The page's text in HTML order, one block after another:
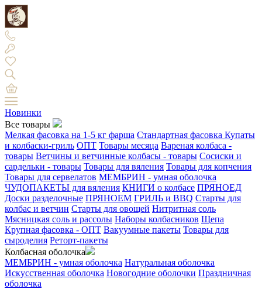
Новинки
Все товары
Мелкая фасовка на 1-5 кг фарша Стандартная фасовка Купаты
и колбаски-гриль ОПТ Товары месяца Вареная колбаса -
товары Ветчины и ветчинные колбасы - товары Сосиски и
сардельки - товары Товары для вяления Товары для копчения
Товары для сервелатов МЕМБРИН - умная оболочка
ЧУДОПАКЕТЫ для вяления КНИГИ о колбасе ПРЯНОЕД
Доски разделочные ПРЯНОЕМ ГРИЛЬ и BBQ Старты для
колбас и ветчин Старты для овощей Нитритная соль
Мясницкая соль и рассолы Наборы колбасников Щепа
Крупная фасовка - ОПТ Вакуумные пакеты Товары для
сыроделия Реторт-пакеты
Колбасная оболочка
МЕМБРИН - умная оболочка Натуральная оболочка
Искусственная оболочка Новогодние оболочки Праздничная
оболочка